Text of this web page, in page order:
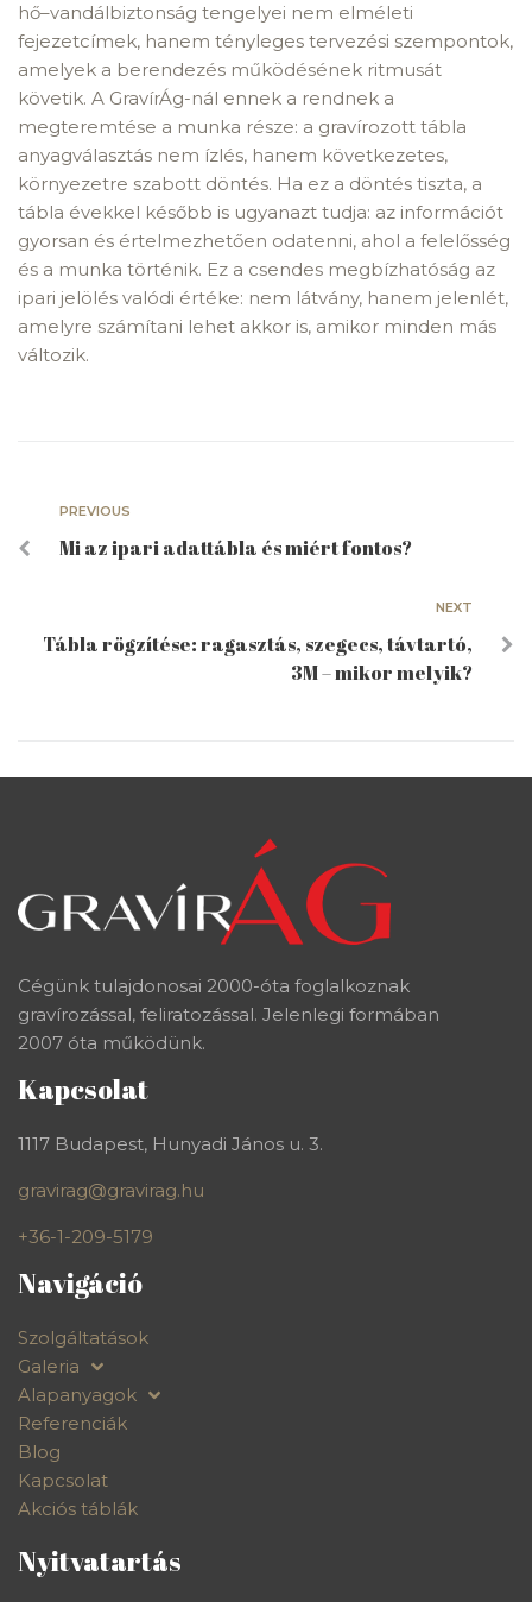
hő–vandálbiztonság tengelyei nem elméleti
fejezetcímek, hanem tényleges tervezési szempontok,
amelyek a berendezés működésének ritmusát
követik. A GravírÁg-nál ennek a rendnek a
megteremtése a munka része: a gravírozott tábla
anyagválasztás nem ízlés, hanem következetes,
környezetre szabott döntés. Ha ez a döntés tiszta, a
tábla évekkel később is ugyanazt tudja: az információt
gyorsan és értelmezhetően odatenni, ahol a felelősség
és a munka történik. Ez a csendes megbízhatóság az
ipari jelölés valódi értéke: nem látvány, hanem jelenlét,
amelyre számítani lehet akkor is, amikor minden más
változik.
PREVIOUS
Mi az ipari adattábla és miért fontos?
NEXT
Tábla rögzítése: ragasztás, szegecs, távtartó,
3M – mikor melyik?
Cégünk tulajdonosai 2000-óta foglalkoznak
gravírozással, feliratozással. Jelenlegi formában
2007 óta működünk.
Kapcsolat
1117 Budapest, Hunyadi János u. 3.
gravirag@gravirag.hu
+36-1-209-5179
Navigáció
Szolgáltatások
Galeria
Alapanyagok
Referenciák
Blog
Kapcsolat
Akciós táblák
Nyitvatartás